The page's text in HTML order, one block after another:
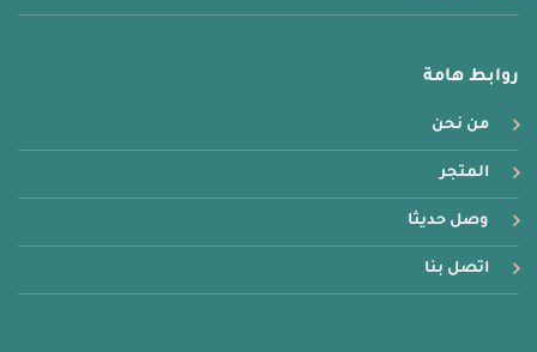
روابط هامة
من نحن
المتجر
وصل حديثا
اتصل بنا